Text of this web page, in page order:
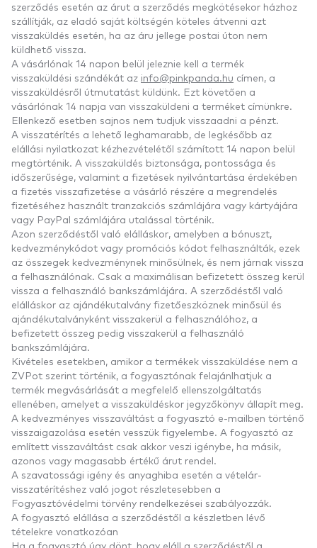
szerződés esetén az árut a szerződés megkötésekor házhoz
szállítják, az eladó saját költségén köteles átvenni azt
visszaküldés esetén, ha az áru jellege postai úton nem
küldhető vissza.
A vásárlónak 14 napon belül jeleznie kell a termék
visszaküldési szándékát az info@pinkpanda.hu címen, a
visszaküldésről útmutatást küldünk. Ezt követően a
vásárlónak 14 napja van visszaküldeni a terméket címünkre.
Ellenkező esetben sajnos nem tudjuk visszaadni a pénzt.
A visszatérítés a lehető leghamarabb, de legkésőbb az
elállási nyilatkozat kézhezvételétől számított 14 napon belül
megtörténik. A visszaküldés biztonsága, pontossága és
időszerűsége, valamint a fizetések nyilvántartása érdekében
a fizetés visszafizetése a vásárló részére a megrendelés
fizetéséhez használt tranzakciós számlájára vagy kártyájára
vagy PayPal számlájára utalással történik.
Azon szerződéstől való elálláskor, amelyben a bónuszt,
kedvezménykódot vagy promóciós kódot felhasználták, ezek
az összegek kedvezménynek minősülnek, és nem járnak vissza
a felhasználónak. Csak a maximálisan befizetett összeg kerül
vissza a felhasználó bankszámlájára. A szerződéstől való
elálláskor az ajándékutalvány fizetőeszköznek minősül és
ajándékutalványként visszakerül a felhasználóhoz, a
befizetett összeg pedig visszakerül a felhasználó
bankszámlájára.
Kivételes esetekben, amikor a termékek visszaküldése nem a
ZVPot szerint történik, a fogyasztónak felajánlhatjuk a
termék megvásárlását a megfelelő ellenszolgáltatás
ellenében, amelyet a visszaküldéskor jegyzőkönyv állapít meg.
A kedvezményes visszaváltást a fogyasztó e-mailben történő
visszaigazolása esetén vesszük figyelembe. A fogyasztó az
említett visszaváltást csak akkor veszi igénybe, ha másik,
azonos vagy magasabb értékű árut rendel.
A szavatossági igény és anyaghiba esetén a vételár-
visszatérítéshez való jogot részletesebben a
Fogyasztóvédelmi törvény rendelkezései szabályozzák.
A fogyasztó elállása a szerződéstől a készletben lévő
tételekre vonatkozóan
Ha a fogyasztó úgy dönt, hogy eláll a szerződéstől a